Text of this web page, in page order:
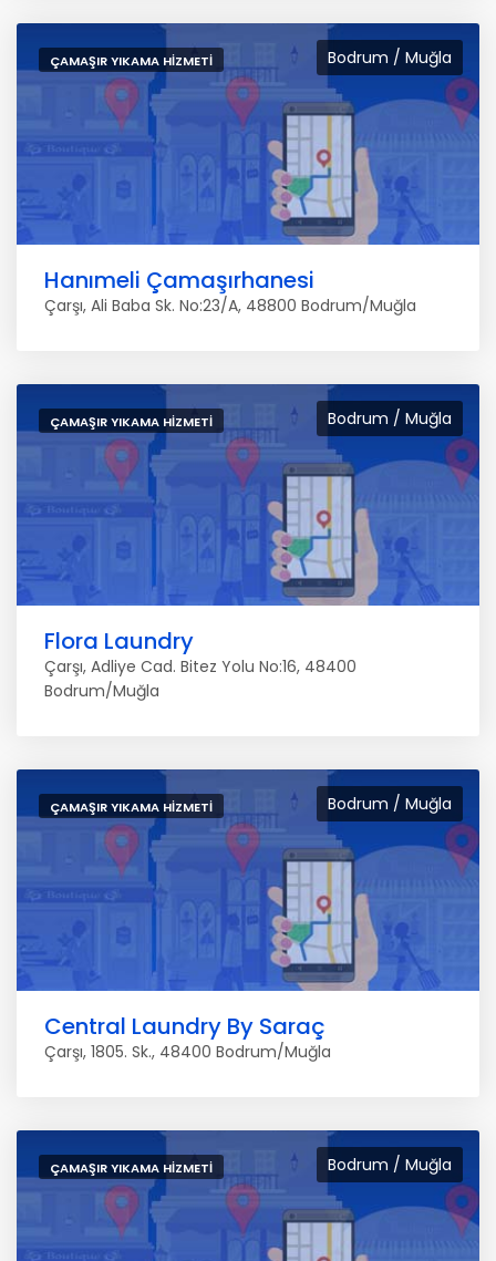
Bodrum / Muğla
ÇAMAŞIR YIKAMA HIZMETI
Hanımeli Çamaşırhanesi
Çarşı, Ali Baba Sk. No:23/A, 48800 Bodrum/Muğla
Bodrum / Muğla
ÇAMAŞIR YIKAMA HIZMETI
Flora Laundry
Çarşı, Adliye Cad. Bitez Yolu No:16, 48400
Bodrum/Muğla
Bodrum / Muğla
ÇAMAŞIR YIKAMA HIZMETI
Central Laundry By Saraç
Çarşı, 1805. Sk., 48400 Bodrum/Muğla
Bodrum / Muğla
ÇAMAŞIR YIKAMA HIZMETI